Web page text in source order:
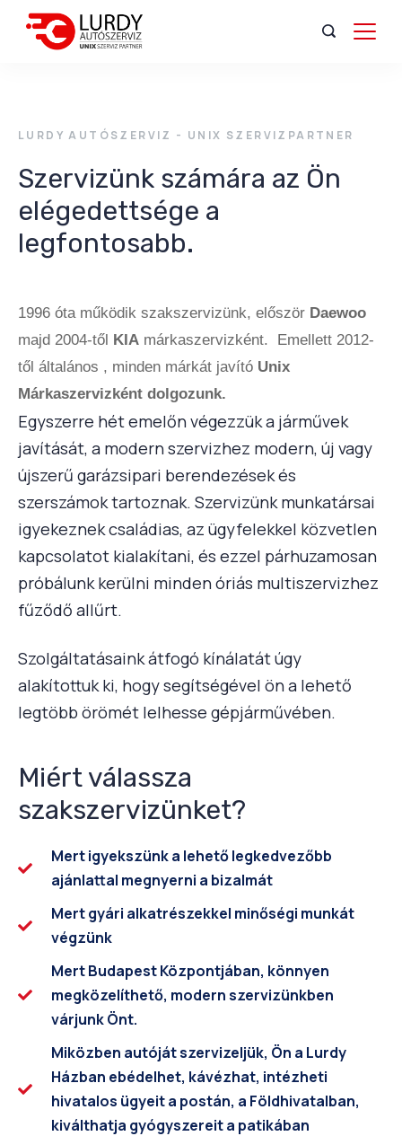
LURDY AUTÓSZERVIZ - UNIX SZERVIZPARTNER
Szervizünk számára az Ön
elégedettsége a
legfontosabb.
1996 óta működik szakszervizünk, először Daewoo
majd 2004-től KIA márkaszervizként. Emellett 2012-
től általános , minden márkát javító Unix
Márkaszervizként dolgozunk.
Egyszerre hét emelőn végezzük a járművek
javítását, a modern szervizhez modern, új vagy
újszerű garázsipari berendezések és
szerszámok tartoznak. Szervizünk munkatársai
igyekeznek családias, az ügyfelekkel közvetlen
kapcsolatot kialakítani, és ezzel párhuzamosan
próbálunk kerülni minden óriás multiszervizhez
fűződő allűrt.
Szolgáltatásaink átfogó kínálatát úgy
alakítottuk ki, hogy segítségével ön a lehető
legtöbb örömét lelhesse gépjárművében.
Miért válassza
szakszervizünket?
Mert igyekszünk a lehető legkedvezőbb
ajánlattal megnyerni a bizalmát
Mert gyári alkatrészekkel minőségi munkát
végzünk
Mert Budapest Központjában, könnyen
megközelíthető, modern szervizünkben
várjunk Önt.
Miközben autóját szervizeljük, Ön a Lurdy
Házban ebédelhet, kávézhat, intézheti
hivatalos ügyeit a postán, a Földhivatalban,
kiválthatja gyógyszereit a patikában